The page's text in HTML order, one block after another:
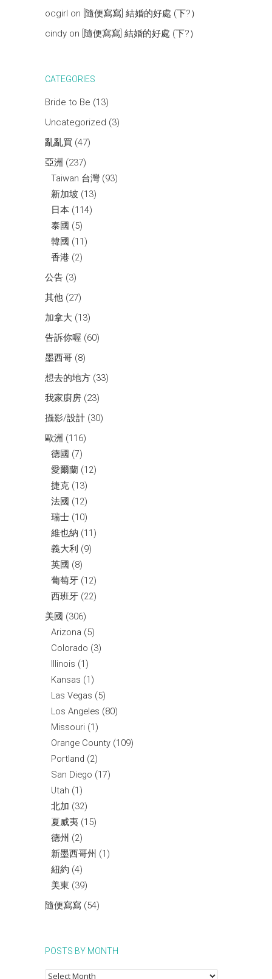
ocgirl on [隨便寫寫] 結婚的好處 (下?）
cindy on [隨便寫寫] 結婚的好處 (下?）
CATEGORIES
Bride to Be (13)
Uncategorized (3)
亂亂買 (47)
亞洲 (237)
Taiwan 台灣 (93)
新加坡 (13)
日本 (114)
泰國 (5)
韓國 (11)
香港 (2)
公告 (3)
其他 (27)
加拿大 (13)
告訴你喔 (60)
墨西哥 (8)
想去的地方 (33)
我家廚房 (23)
攝影/設計 (30)
歐洲 (116)
德國 (7)
愛爾蘭 (12)
捷克 (13)
法國 (12)
瑞士 (10)
維也納 (11)
義大利 (9)
英國 (8)
葡萄牙 (12)
西班牙 (22)
美國 (306)
Arizona (5)
Colorado (3)
Illinois (1)
Kansas (1)
Las Vegas (5)
Los Angeles (80)
Missouri (1)
Orange County (109)
Portland (2)
San Diego (17)
Utah (1)
北加 (32)
夏威夷 (15)
德州 (2)
新墨西哥州 (1)
紐約 (4)
美東 (39)
隨便寫寫 (54)
POSTS BY MONTH
Posts